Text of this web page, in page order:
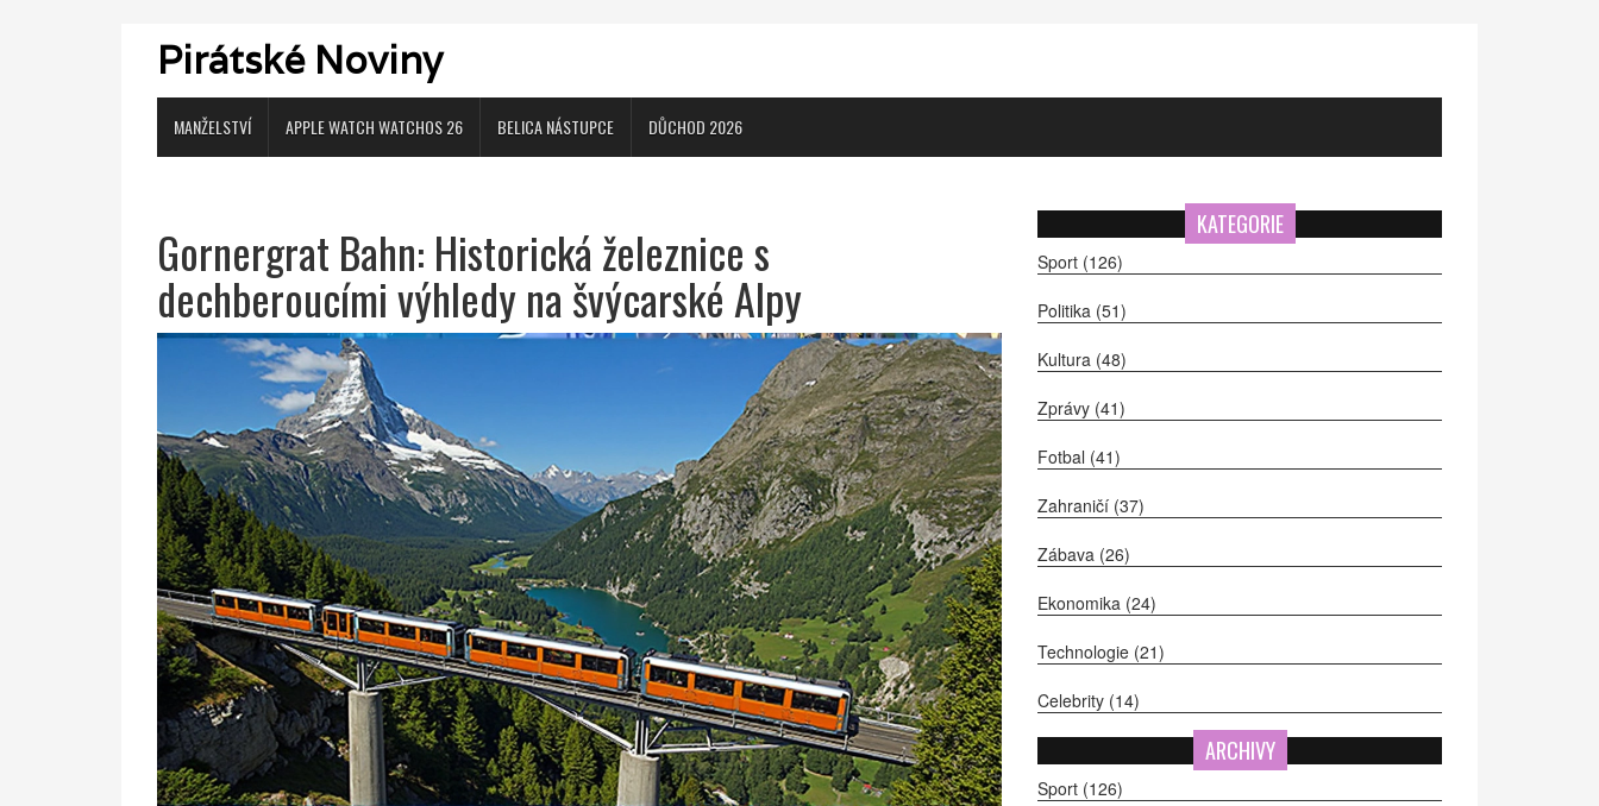
Pirátské Noviny
MANŽELSTVÍ APPLE WATCH WATCHOS 26 BELICA NÁSTUPCE DŮCHOD 2026
Gornergrat Bahn: Historická železnice s
dechberoucími výhledy na švýcarské Alpy
KATEGORIE
Sport (126)
Politika (51)
Kultura (48)
Zprávy (41)
Fotbal (41)
Zahraničí (37)
Zábava (26)
Ekonomika (24)
Technologie (21)
Celebrity (14)
ARCHIVY
Sport (126)